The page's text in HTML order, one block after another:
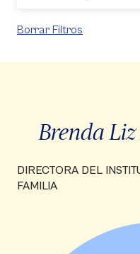
Borrar Filtros
Brenda
DIRECTORA DEL
FAMILIA